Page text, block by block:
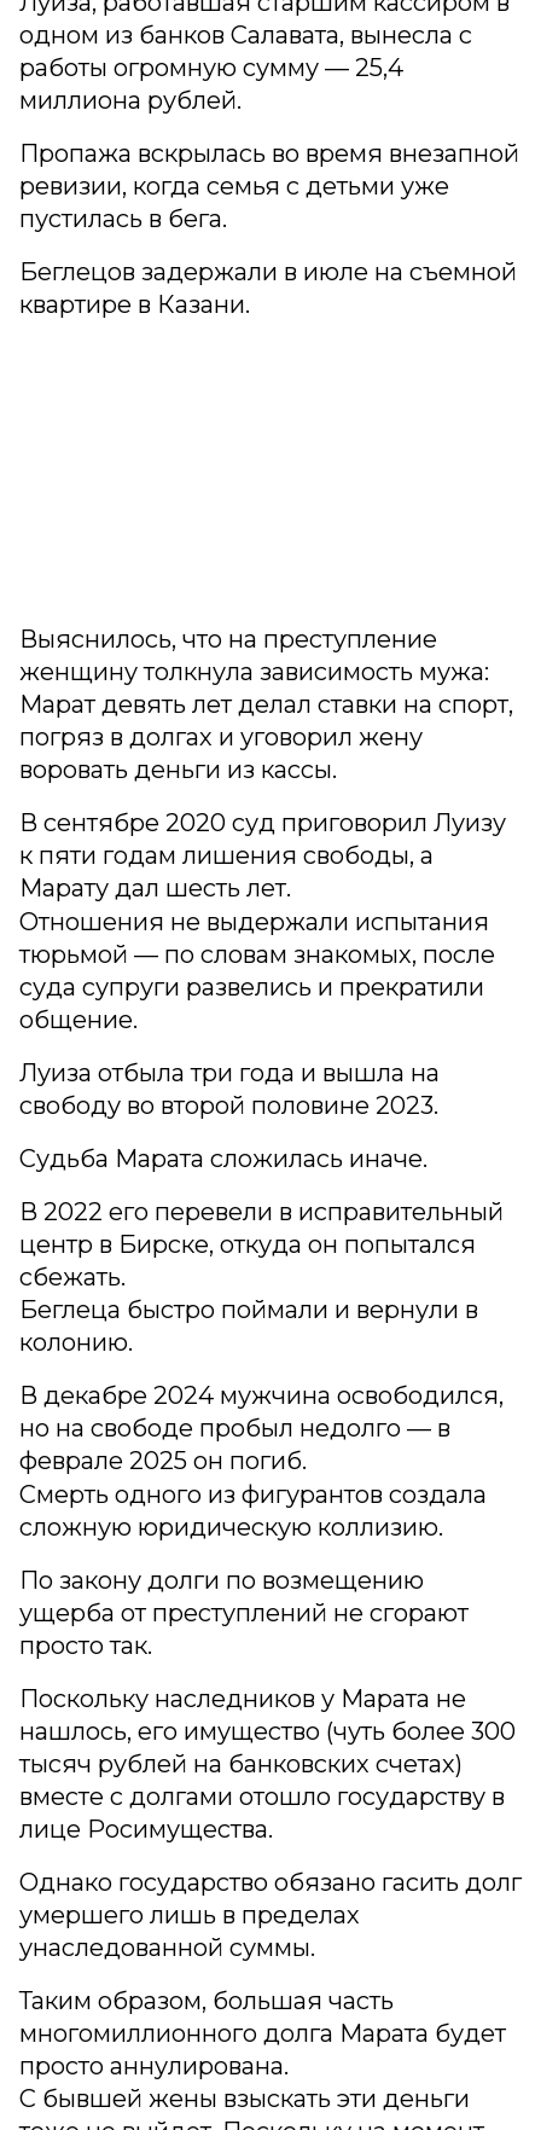
одном из банков Салавата, вынесла с
работы огромную сумму — 25,4
миллиона рублей.
Пропажа вскрылась во время внезапной
ревизии, когда семья с детьми уже
пустилась в бега.
Беглецов задержали в июле на съемной
квартире в Казани.
Выяснилось, что на преступление
женщину толкнула зависимость мужа:
Марат девять лет делал ставки на спорт,
погряз в долгах и уговорил жену
воровать деньги из кассы.
В сентябре 2020 суд приговорил Луизу
к пяти годам лишения свободы, а
Марату дал шесть лет.
Отношения не выдержали испытания
тюрьмой — по словам знакомых, после
суда супруги развелись и прекратили
общение.
Луиза отбыла три года и вышла на
свободу во второй половине 2023.
Судьба Марата сложилась иначе.
В 2022 его перевели в исправительный
центр в Бирске, откуда он попытался
сбежать.
Беглеца быстро поймали и вернули в
колонию.
В декабре 2024 мужчина освободился,
но на свободе пробыл недолго — в
феврале 2025 он погиб.
Смерть одного из фигурантов создала
сложную юридическую коллизию.
По закону долги по возмещению
ущерба от преступлений не сгорают
просто так.
Поскольку наследников у Марата не
нашлось, его имущество (чуть более 300
тысяч рублей на банковских счетах)
вместе с долгами отошло государству в
лице Росимущества.
Однако государство обязано гасить долг
умершего лишь в пределах
унаследованной суммы.
Таким образом, большая часть
многомиллионного долга Марата будет
просто аннулирована.
С бывшей жены взыскать эти деньги